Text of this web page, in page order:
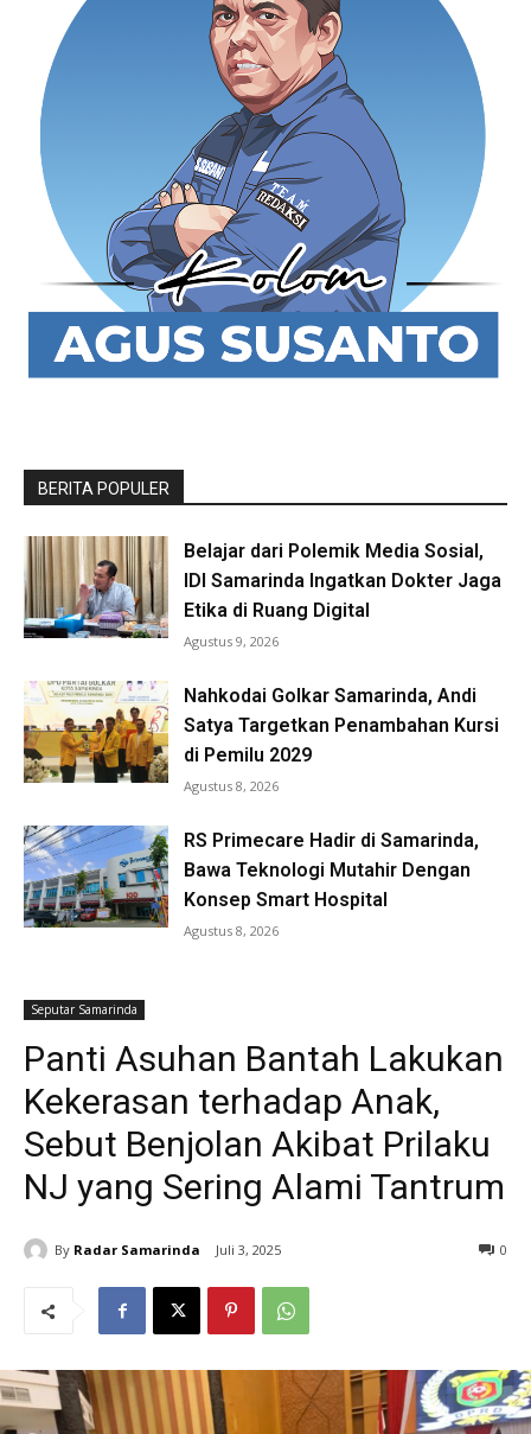
BERITA POPULER
Belajar dari Polemik Media Sosial,
IDI Samarinda Ingatkan Dokter Jaga
Etika di Ruang Digital
Agustus 9, 2026
Nahkodai Golkar Samarinda, Andi
Satya Targetkan Penambahan Kursi
di Pemilu 2029
Agustus 8, 2026
RS Primecare Hadir di Samarinda,
Bawa Teknologi Mutahir Dengan
Konsep Smart Hospital
Agustus 8, 2026